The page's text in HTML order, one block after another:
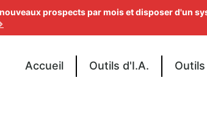
Accueil Outils d'I.A. Outils
prospects par mois et disposer d'un